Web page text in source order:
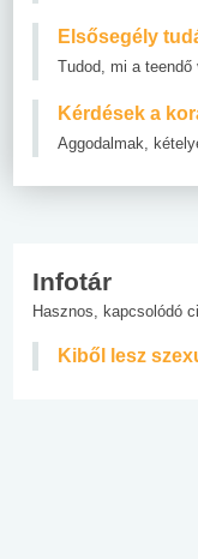
Elsősegély
Tudod, mi a
Kérdések a
Aggodalmak,
Infotár
Hasznos, kapcsolódó
Kiből lesz